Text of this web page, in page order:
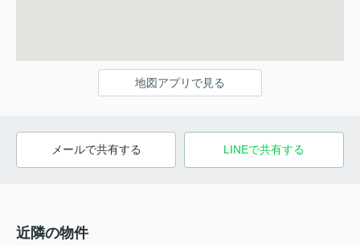
地図アプリで見る
メールで共有する LINEで共有する
近隣の物件